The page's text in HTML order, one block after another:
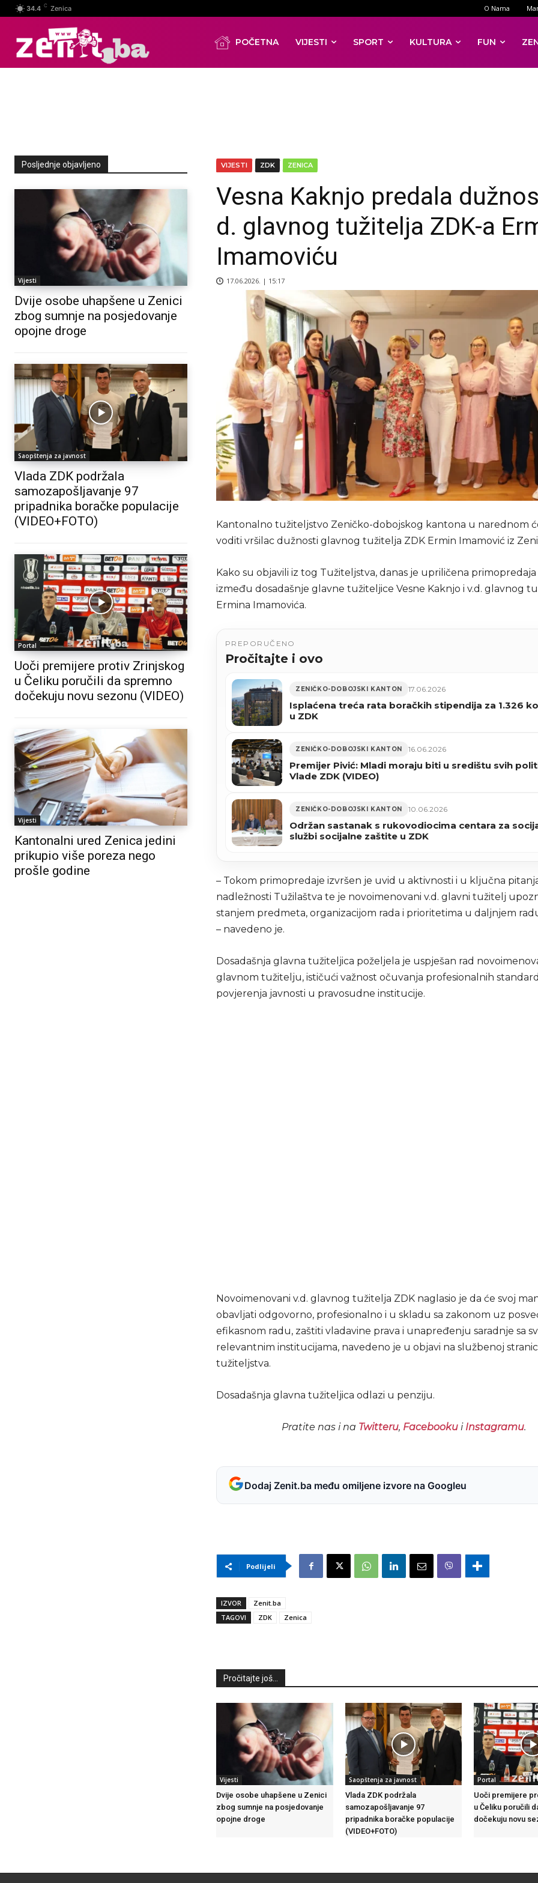
34.4 C Zenica O Nama
POČETNA VIJESTI SPORT KULTURA FUN
Posljednje objavljeno
Vijesti
Dvije osobe uhapšene u Zenici
zbog sumnje na posjedovanje
opojne droge
Saopštenja za javnost
Vlada ZDK podržala
samozapošljavanje 97
pripadnika boračke populacije
(VIDEO+FOTO)
Portal
Uoči premijere protiv Zrinjskog
u Čeliku poručili da spremno
dočekuju novu sezonu (VIDEO)
Vijesti
Kantonalni ured Zenica jedini
prikupio više poreza nego
prošle godine
VIJESTI ZDK ZENICA
Vesna Kaknjo predala
d. glavnog tužitelja ZDK-a
Imamoviću
17.06.2026. | 15:17
Kantonalno tužiteljstvo Zeničko-dobojskog kantona u narednom
voditi vršilac dužnosti glavnog tužitelja ZDK Ermin Imamović iz
Kako su objavili iz tog Tužiteljstva, danas je upriličena
između dosadašnje glavne tužiteljice Vesne Kaknjo i v.d. glavnog
Ermina Imamovića.
PREPORUČENO
Pročitajte i ovo
ZENIČKO-DOBOJSKI KANTON 17.06.2026
Isplaćena treća rata boračkih stipendija za 1.326
u ZDK
ZENIČKO-DOBOJSKI KANTON 16.06.2026
Premijer Pivić: Mladi moraju biti u središtu svih
Vlade ZDK (VIDEO)
ZENIČKO-DOBOJSKI KANTON 10.06.2026
Održan sastanak s rukovodiocima centara za
službi socijalne zaštite u ZDK
– Tokom primopredaje izvršen je uvid u aktivnosti i u ključna
nadležnosti Tužilaštva te je novoimenovani v.d. glavni tužitelj
stanjem predmeta, organizacijom rada i prioritetima u daljnjem
– navedeno je.
Dosadašnja glavna tužiteljica poželjela je uspješan rad
glavnom tužitelju, ističući važnost očuvanja profesionalnih
povjerenja javnosti u pravosudne institucije.
Novoimenovani v.d. glavnog tužitelja ZDK naglasio je da će svoj
obavljati odgovorno, profesionalno i u skladu sa zakonom uz
efikasnom radu, zaštiti vladavine prava i unapređenju saradnje sa
relevantnim institucijama, navedeno je u objavi na službenoj
tužiteljstva.
Dosadašnja glavna tužiteljica odlazi u penziju.
Pratite nas i na Twitteru, Facebookui Instagramu.
Dodaj Zenit.ba među omiljene izvore na Googleu
Podlijeli
IZVOR
Zenit.ba
TAGOVI
ZDK Zenica
Pročitajte još...
Vijesti
Dvije osobe uhapšene u Zenici
zbog sumnje na posjedovanje
opojne droge
Saopštenja za javnost
Vlada ZDK podržala
samozapošljavanje 97
pripadnika boračke populacije
(VIDEO+FOTO)
Portal
Uoči premijere
u Čeliku poručili
dočekuju novu